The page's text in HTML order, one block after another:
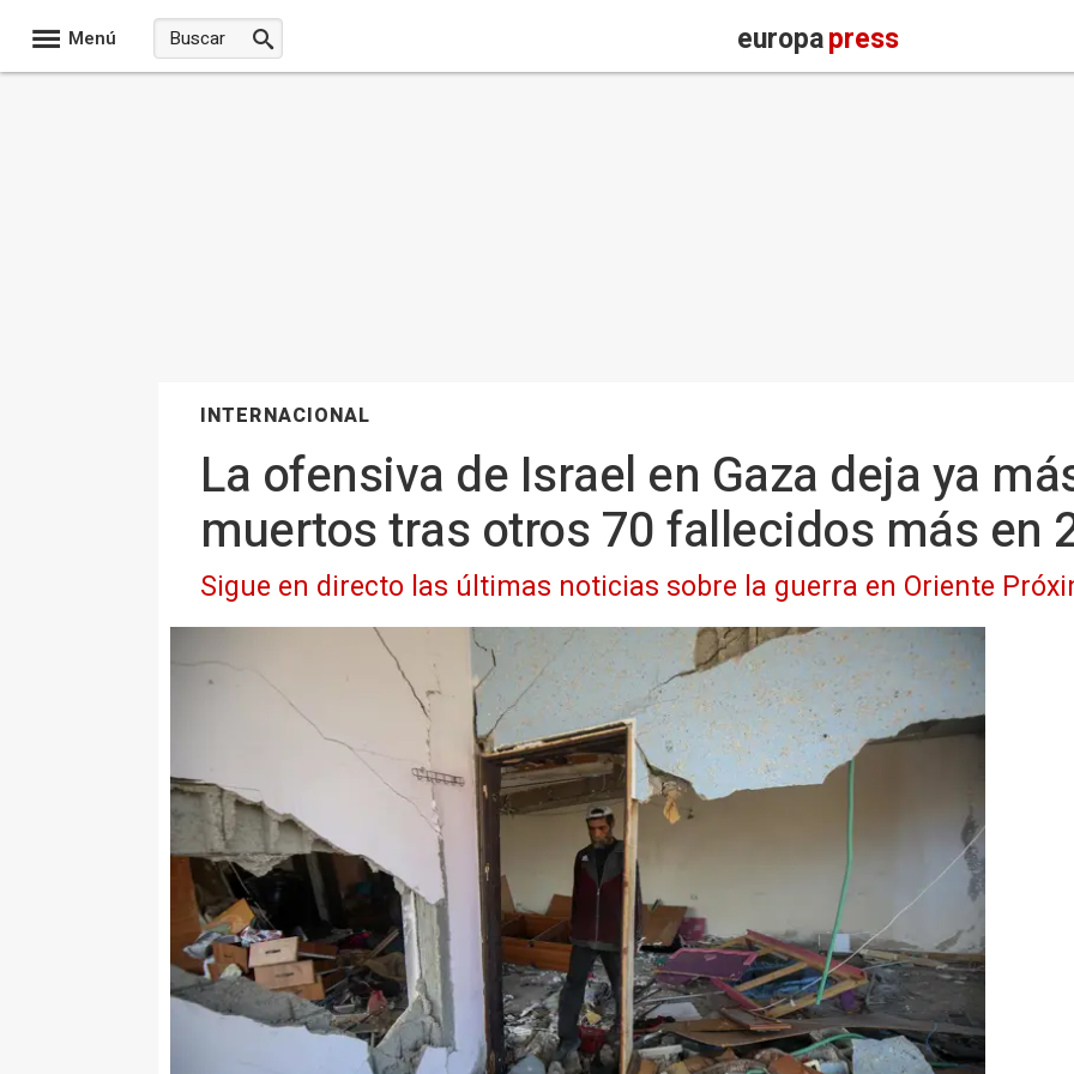
Menú europapress
INTERNACIONAL
La ofensiva de Israel en Gaza deja ya
muertos tras otros 70 fallecidos más en
Sigue en directo las últimas noticias sobre la guerra en Oriente